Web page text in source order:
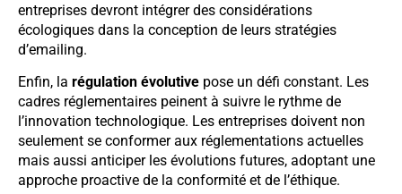
entreprises devront intégrer des considérations
écologiques dans la conception de leurs stratégies
d’emailing.
Enfin, la régulation évolutive pose un défi constant. Les
cadres réglementaires peinent à suivre le rythme de
l’innovation technologique. Les entreprises doivent non
seulement se conformer aux réglementations actuelles
mais aussi anticiper les évolutions futures, adoptant une
approche proactive de la conformité et de l’éthique.